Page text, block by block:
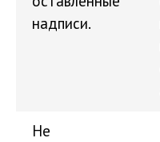
надписи.
Не